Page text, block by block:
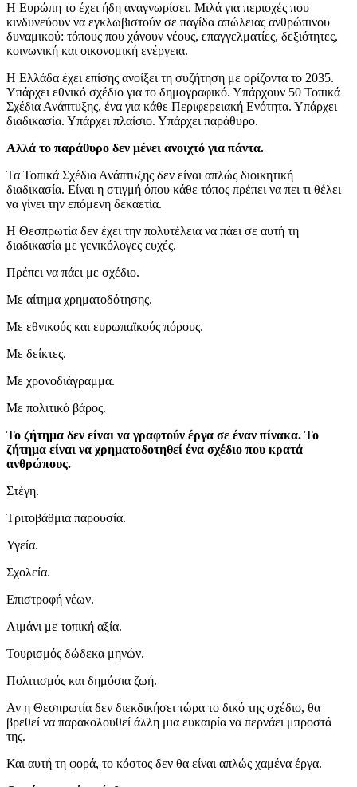
Η Ευρώπη το έχει ήδη αναγνωρίσει. Μιλά για περιοχές που
κινδυνεύουν να εγκλωβιστούν σε παγίδα απώλειας ανθρώπινου
δυναμικού: τόπους που χάνουν νέους, επαγγελματίες, δεξιότητες,
κοινωνική και οικονομική ενέργεια.
Η Ελλάδα έχει επίσης ανοίξει τη συζήτηση με ορίζοντα το 2035.
Υπάρχει εθνικό σχέδιο για το δημογραφικό. Υπάρχουν 50 Τοπικά
Σχέδια Ανάπτυξης, ένα για κάθε Περιφερειακή Ενότητα. Υπάρχει
διαδικασία. Υπάρχει πλαίσιο. Υπάρχει παράθυρο.
Αλλά το παράθυρο δεν μένει ανοιχτό για πάντα.
Τα Τοπικά Σχέδια Ανάπτυξης δεν είναι απλώς διοικητική
διαδικασία. Είναι η στιγμή όπου κάθε τόπος πρέπει να πει τι θέλει
να γίνει την επόμενη δεκαετία.
Η Θεσπρωτία δεν έχει την πολυτέλεια να πάει σε αυτή τη
διαδικασία με γενικόλογες ευχές.
Πρέπει να πάει με σχέδιο.
Με αίτημα χρηματοδότησης.
Με εθνικούς και ευρωπαϊκούς πόρους.
Με δείκτες.
Με χρονοδιάγραμμα.
Με πολιτικό βάρος.
Το ζήτημα δεν είναι να γραφτούν έργα σε έναν πίνακα. Το
ζήτημα είναι να χρηματοδοτηθεί ένα σχέδιο που κρατά
ανθρώπους.
Στέγη.
Τριτοβάθμια παρουσία.
Υγεία.
Σχολεία.
Επιστροφή νέων.
Λιμάνι με τοπική αξία.
Τουρισμός δώδεκα μηνών.
Πολιτισμός και δημόσια ζωή.
Αν η Θεσπρωτία δεν διεκδικήσει τώρα το δικό της σχέδιο, θα
βρεθεί να παρακολουθεί άλλη μια ευκαιρία να περνάει μπροστά
της.
Και αυτή τη φορά, το κόστος δεν θα είναι απλώς χαμένα έργα.